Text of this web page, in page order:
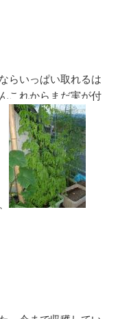
らいっぱい取れるは
これからまだ実が付